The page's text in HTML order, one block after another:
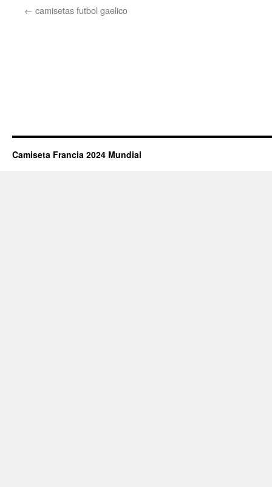
← camisetas futbol gaelico
Camiseta Francia 2024 Mundial